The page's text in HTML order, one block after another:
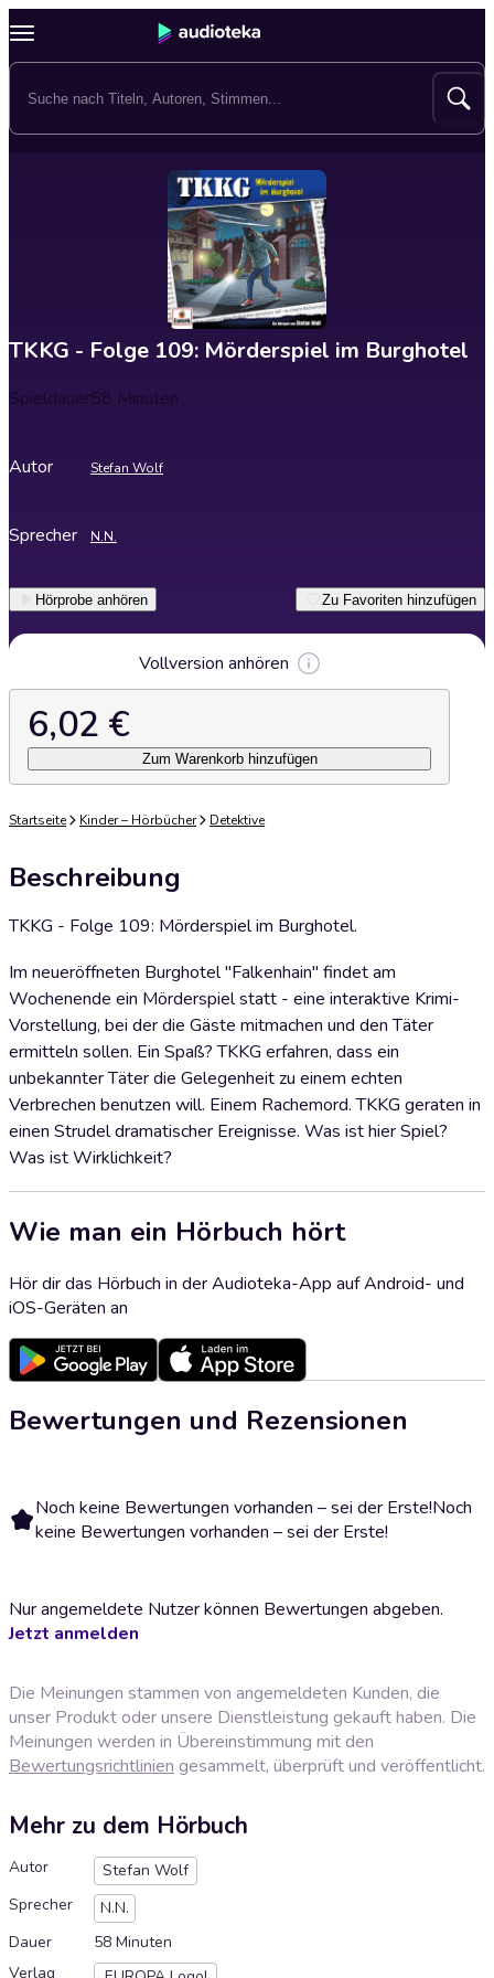
TKKG - Folge 109: Mörderspiel im Burghotel
Spieldauer58 Minuten
Autor Stefan Wolf
Sprecher N.N.
Hörprobe anhören Zu Favoriten hinzufügen
Vollversion anhören
6,02 €
Zum Warenkorb hinzufügen
Startseite Kinder – Hörbücher Detektive
Beschreibung
TKKG - Folge 109: Mörderspiel im Burghotel.
Im neueröffneten Burghotel "Falkenhain" findet am
Wochenende ein Mörderspiel statt - eine interaktive Krimi-
Vorstellung, bei der die Gäste mitmachen und den Täter
ermitteln sollen. Ein Spaß? TKKG erfahren, dass ein
unbekannter Täter die Gelegenheit zu einem echten
Verbrechen benutzen will. Einem Rachemord. TKKG geraten in
einen Strudel dramatischer Ereignisse. Was ist hier Spiel?
Was ist Wirklichkeit?
Wie man ein Hörbuch hört
Hör dir das Hörbuch in der Audioteka-App auf Android- und
iOS-Geräten an
Bewertungen und Rezensionen
Noch keine Bewertungen vorhanden – sei der Erste!Noch
keine Bewertungen vorhanden – sei der Erste!
Nur angemeldete Nutzer können Bewertungen abgeben.
Jetzt anmelden
Die Meinungen stammen von angemeldeten Kunden, die
unser Produkt oder unsere Dienstleistung gekauft haben. Die
Meinungen werden in Übereinstimmung mit den
Bewertungsrichtlinien gesammelt, überprüft und veröffentlicht.
Mehr zu dem Hörbuch
Autor
Stefan Wolf
Sprecher
N.N.
Dauer
58 Minuten
Verlag